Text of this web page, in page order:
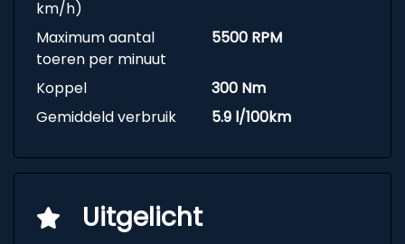
km/h)
Maximum aantal
toeren per minuut
5500 RPM
Koppel
300 Nm
Gemiddeld verbruik
5.9 l/100km
Uitgelicht